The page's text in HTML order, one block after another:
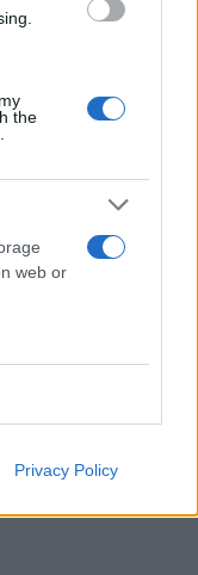
the
web or
Privacy Policy
August 4, 2024
καθώς θα
θήκη
ενώ πάρα
διάφορες
στο πρόσωπο
δικαιολογηθει.
περίμεναν
τους